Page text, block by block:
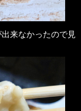
来なかったので見